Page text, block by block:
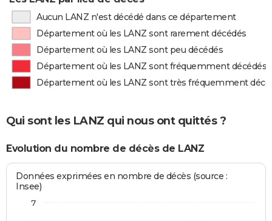
Aucun LANZ n'est décédé dans ce département
Département où les LANZ sont rarement décédés
Département où les LANZ sont peu décédés
Département où les LANZ sont fréquemment décédés
Département où les LANZ sont très fréquemment
Qui sont les LANZ qui nous ont quittés ?
Evolution du nombre de décès de LANZ
Données exprimées en nombre de décès (source :
Insee)
7